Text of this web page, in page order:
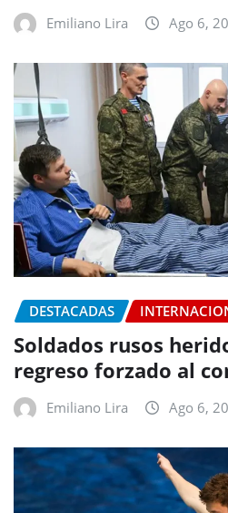
Emiliano Lira Ago 6,
DESTACADAS
Soldados rusos
regreso forzado al
Emiliano Lira Ago 6,